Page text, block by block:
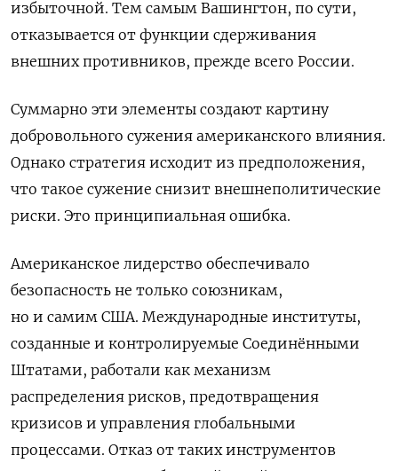
избыточной. Тем самым Вашингтон, по сути,
отказывается от функции сдерживания
внешних противников, прежде всего России.
Суммарно эти элементы создают картину
добровольного сужения американского влияния.
Однако стратегия исходит из предположения,
что такое сужение снизит внешнеполитические
риски. Это принципиальная ошибка.
Американское лидерство обеспечивало
безопасность не только союзникам,
но и самим США. Международные институты,
созданные и контролируемые Соединёнными
Штатами, работали как механизм
распределения рисков, предотвращения
кризисов и управления глобальными
процессами. Отказ от таких инструментов